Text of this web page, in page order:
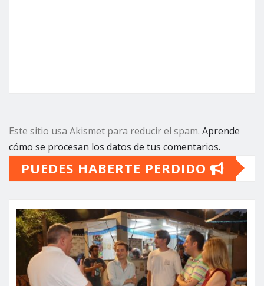
Este sitio usa Akismet para reducir el spam. Aprende
cómo se procesan los datos de tus comentarios.
PUEDES HABERTE PERDIDO